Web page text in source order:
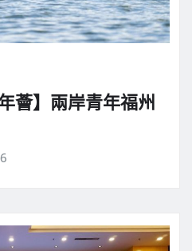
薈】兩岸青年福州